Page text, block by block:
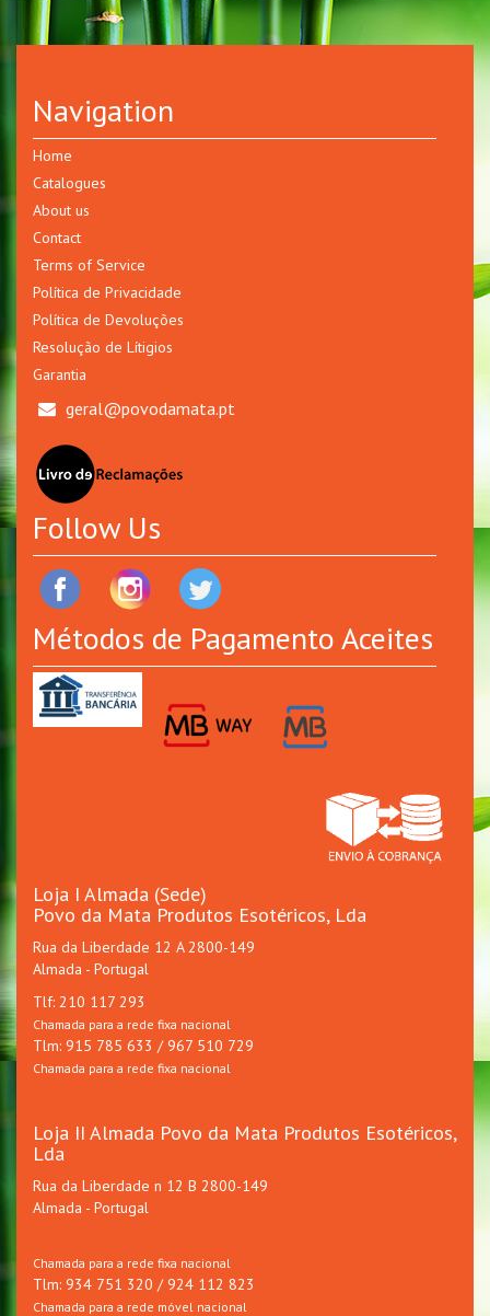
Navigation
Home
Catalogues
About us
Contact
Terms of Service
Política de Privacidade
Política de Devoluções
Resolução de Lítigios
Garantia
geral@povodamata.pt
Follow Us
Métodos de Pagamento Aceites
Loja I Almada (Sede)
Povo da Mata Produtos Esotéricos, Lda
Rua da Liberdade 12 A 2800-149
Almada - Portugal
Tlf: 210 117 293
Chamada para a rede fixa nacional
Tlm: 915 785 633 / 967 510 729
Chamada para a rede fixa nacional
Loja II Almada Povo da Mata Produtos Esotéricos,
Lda
Rua da Liberdade n 12 B 2800-149
Almada - Portugal
Chamada para a rede fixa nacional
Tlm: 934 751 320 / 924 112 823
Chamada para a rede móvel nacional